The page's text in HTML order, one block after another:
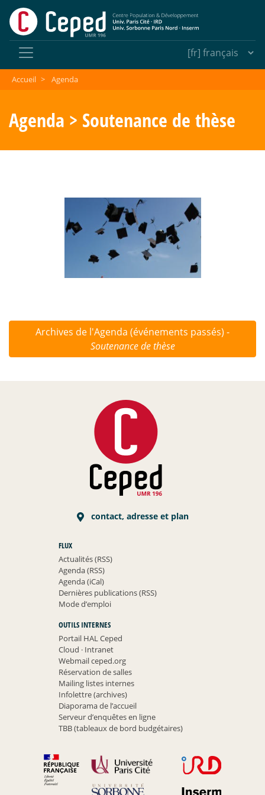
Accueil > Agenda
Agenda > Soutenance de thèse
Archives de l'Agenda (événements passés) -
Soutenance de thèse
contact, adresse et plan
FLUX
Actualités (RSS)
Agenda (RSS)
Agenda (iCal)
Dernières publications (RSS)
Mode d’emploi
OUTILS INTERNES
Portail HAL Ceped
Cloud ·Intranet
Webmail ceped.org
Réservation de salles
Mailing listes internes
Infolettre (archives)
Diaporama de l’accueil
Serveur d’enquêtes en ligne
TBB (tableaux de bord budgétaires)